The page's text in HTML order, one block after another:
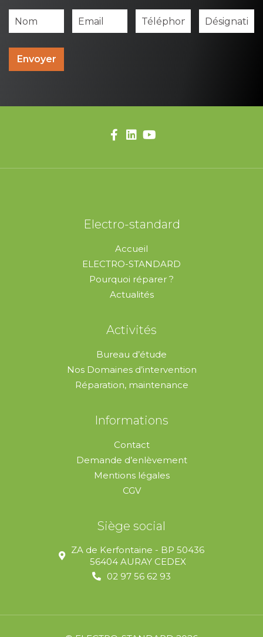
Envoyer
Electro-standard
Accueil
ELECTRO-STANDARD
Pourquoi réparer ?
Actualités
Activités
Bureau d’étude
Nos Domaines d’intervention
Réparation, maintenance
Informations
Contact
Demande d’enlèvement
Mentions légales
CGV
Siège social
ZA de Kerfontaine - BP 50436
56404 AURAY CEDEX
02 97 56 62 93